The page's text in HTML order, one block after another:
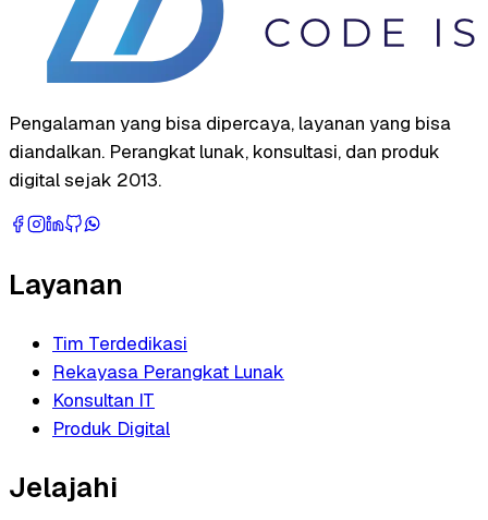
Pengalaman yang bisa dipercaya, layanan yang bisa
diandalkan. Perangkat lunak, konsultasi, dan produk
digital sejak 2013.
Layanan
Tim Terdedikasi
Rekayasa Perangkat Lunak
Konsultan IT
Produk Digital
Jelajahi